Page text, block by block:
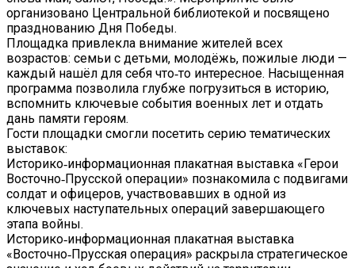
организовано Центральной библиотекой и посвящено
празднованию Дня Победы.
Площадка привлекла внимание жителей всех
возрастов: семьи с детьми, молодёжь, пожилые люди —
каждый нашёл для себя что‑то интересное. Насыщенная
программа позволила глубже погрузиться в историю,
вспомнить ключевые события военных лет и отдать
дань памяти героям.
Гости площадки смогли посетить серию тематических
выставок:
Историко‑информационная плакатная выставка «Герои
Восточно‑Прусской операции» познакомила с подвигами
солдат и офицеров, участвовавших в одной из
ключевых наступательных операций завершающего
этапа войны.
Историко‑информационная плакатная выставка
«Восточно‑Прусская операция» раскрыла стратегическое